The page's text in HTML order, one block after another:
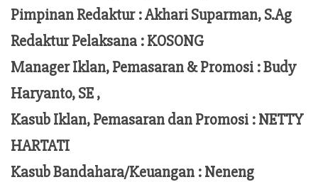
Pimpinan Redaktur :Akhari Suparman, S.Ag
Redaktur Pelaksana :KOSONG
Manager Iklan, Pemasaran & Promosi :Budy
Haryanto, SE ,
Kasub Iklan, Pemasaran dan Promosi :NETTY
HARTATI
Kasub Bandahara/Keuangan :Neneng